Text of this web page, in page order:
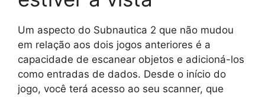
Um aspecto do Subnautica 2 que não mudou
em relação aos dois jogos anteriores é a
capacidade de escanear objetos e adicioná-los
como entradas de dados. Desde o início do
jogo, você terá acesso ao seu scanner, que